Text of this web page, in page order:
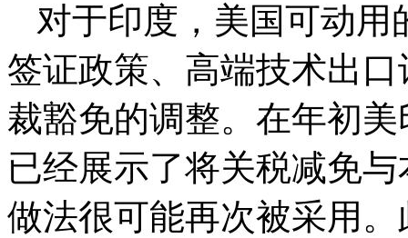
对于印度，美国可动
签证政策、高端技术出
裁豁免的调整。在年初
已经展示了将关税减免
做法很可能再次被采用